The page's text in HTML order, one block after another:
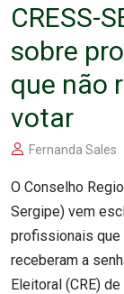
CRESS-
sobre
que não
votar
Fernanda Sales
O Conselho
Sergipe) vem
profissionais que
receberam a
Eleitoral (CRE)